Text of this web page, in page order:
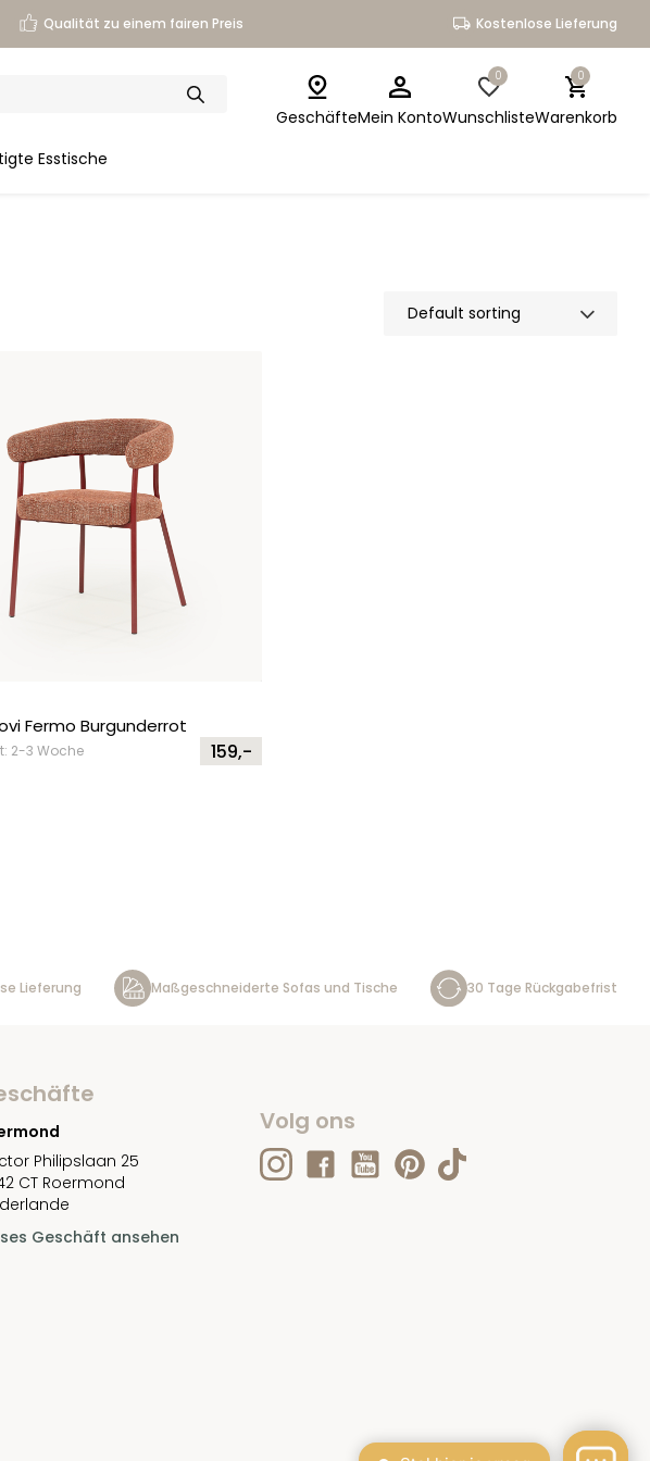
Qualität zu einem fairen Preis Kostenlose Lieferung
Esstische
GeschäfteMein Konto
0
Wunschliste
0
Warenkorb
Fermo Burgunderrot
2-3 Woche 159,-
Lieferung Maßgeschneiderte Sofas und Tische 30 Tage Rückgabefrist
Philipslaan 25
CT Roermond
Geschäft ansehen
Volg ons